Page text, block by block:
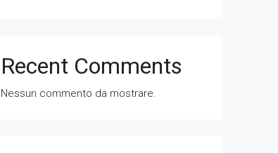
Recent Comments
Nessun commento da mostrare.